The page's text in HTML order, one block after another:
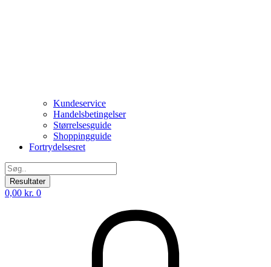
Kundeservice
Handelsbetingelser
Størrelsesguide
Shoppingguide
Fortrydelsesret
Search
...Resultater
0,00 kr. 0